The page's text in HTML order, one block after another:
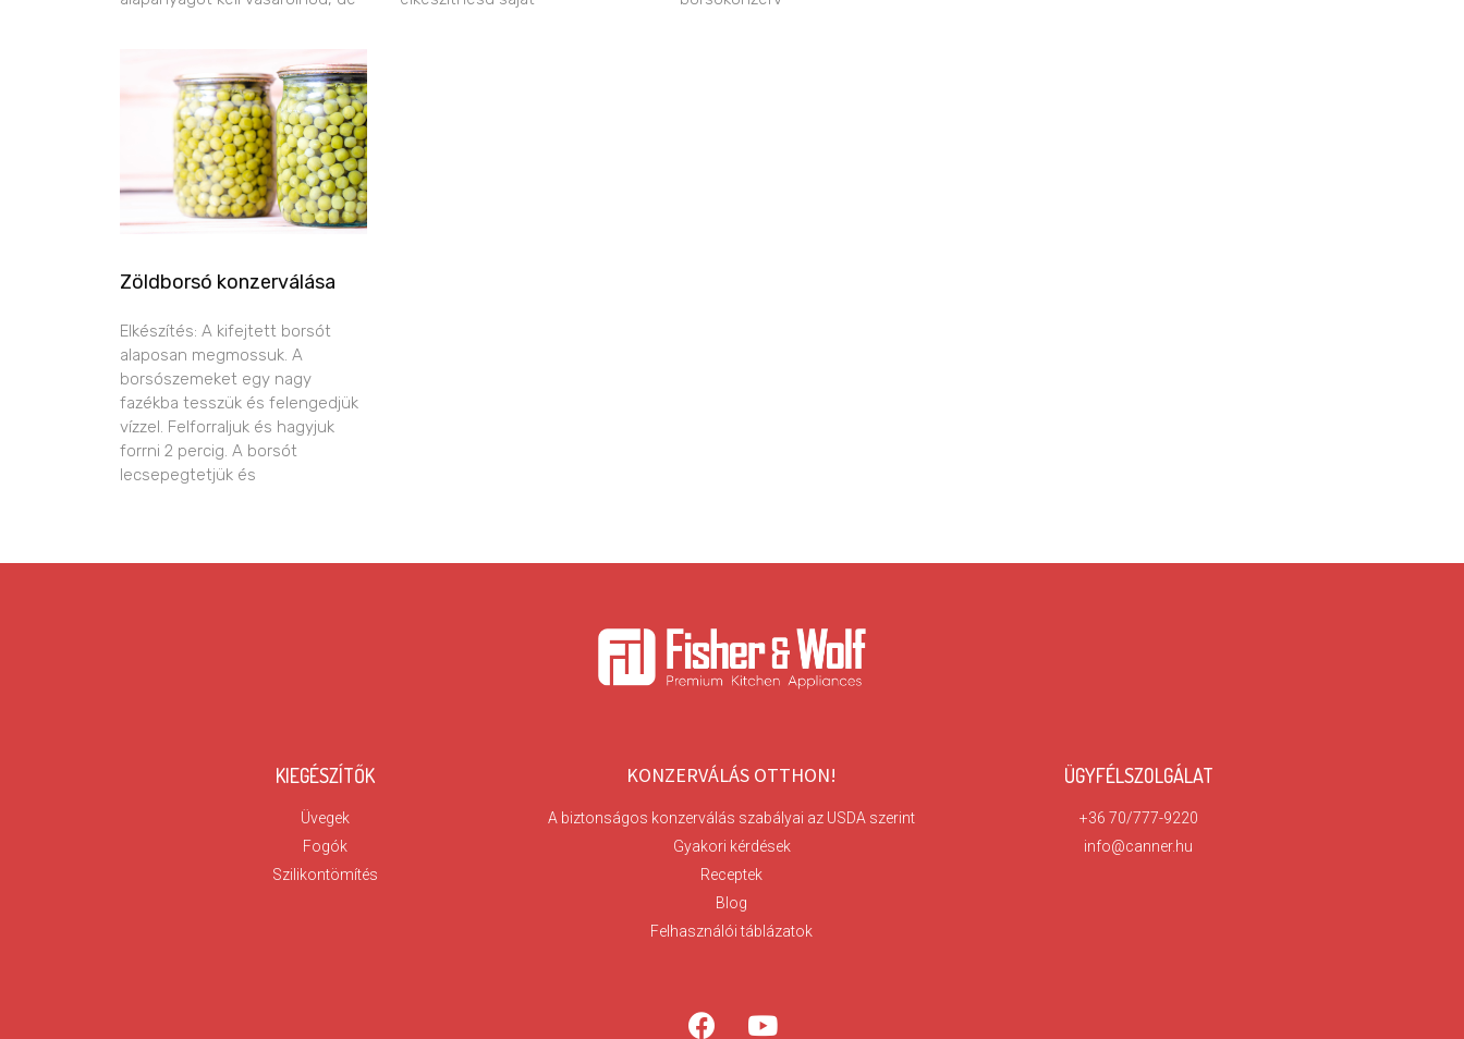
Zöldborsó konzerválása
Elkészítés: A kifejtett borsót
alaposan megmossuk. A
borsószemeket egy nagy
fazékba tesszük és felengedjük
vízzel. Felforraljuk és hagyjuk
forrni 2 percig. A borsót
lecsepegtetjük és
KIEGÉSZÍTŐK
Üvegek
Fogók
Szilikontömítés
KONZERVÁLÁS OTTHON!
A biztonságos konzerválás szabályai az USDA szerint
Gyakori kérdések
Receptek
Blog
Felhasználói táblázatok
ÜGYFÉLSZOLGÁLAT
+36 70/777-9220
info@canner.hu